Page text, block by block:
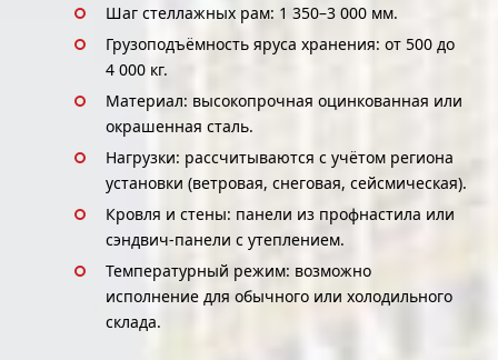
Шаг стеллажных рам: 1 350–3 000 мм.
Грузоподъёмность яруса хранения: от 500 до
4 000 кг.
Материал: высокопрочная оцинкованная или
окрашенная сталь.
Нагрузки: рассчитываются с учётом региона
установки (ветровая, снеговая, сейсмическая).
Кровля и стены: панели из профнастила или
сэндвич-панели с утеплением.
Температурный режим: возможно
исполнение для обычного или холодильного
склада.